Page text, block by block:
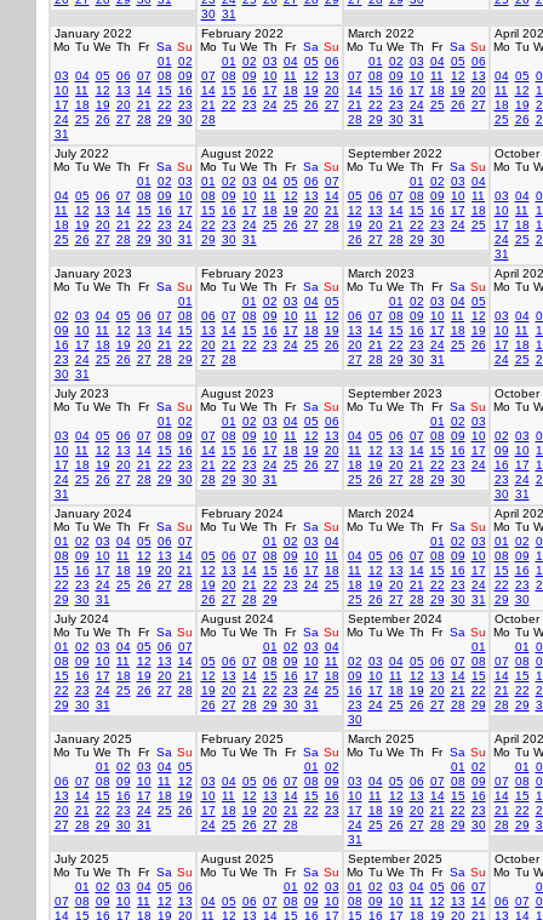
30 31
January 2022
Mo Tu We Th Fr Sa Su
01
02
03 04 05 06 07 08 09
10 11 12 13 14 15 16
17
18 19 20 21 22 23
24 25 26 27 28 29 30
31
February 2022
Mo Tu We Th Fr Sa Su
01
02 03 04 05 06
07 08 09 10 11 12
13
14 15 16 17 18 19 20
21
22 23 24 25 26 27
28
March 2022
Mo Tu We Th Fr Sa Su
01
02 03 04 05 06
07 08 09 10 11 12
13
14 15 16 17 18 19 20
21
22 23 24 25 26 27
28 29 30 31
April
Mo Tu
04 05
11
12
18
19
25 26
July 2022
Mo Tu We Th Fr Sa Su
01
02 03
04 05 06 07 08 09
10
11
12 13 14 15 16
17
18
19 20 21 22 23 24
25 26 27 28 29 30 31
August 2022
Mo Tu We Th Fr Sa Su
01
02 03 04 05 06 07
08 09 10 11 12 13
14
15 16 17 18 19 20 21
22 23 24 25 26 27 28
29 30 31
September 2022
Mo Tu We Th Fr Sa Su
01
02 03 04
05 06 07 08 09 10 11
12
13 14 15 16 17
18
19 20 21 22 23 24 25
26 27 28 29 30
October
Mo Tu
03 04
10 11
17
18
24 25
31
January 2023
Mo Tu We Th Fr Sa Su
01
02 03 04 05 06 07 08
09
10 11 12 13 14 15
16
17 18 19 20 21
22
23 24 25 26 27 28 29
30 31
February 2023
Mo Tu We Th Fr Sa Su
01
02 03 04 05
06 07 08 09 10 11
12
13
14 15 16 17 18
19
20 21 22 23 24 25 26
27 28
March 2023
Mo Tu We Th Fr Sa Su
01
02 03 04 05
06 07 08 09 10 11
12
13
14 15 16 17 18
19
20 21 22 23 24 25 26
27 28 29 30 31
April
Mo Tu
03 04
10 11
17
18
24 25
July 2023
Mo Tu We Th Fr Sa Su
01
02
03 04 05 06 07 08 09
10 11 12 13 14 15 16
17
18 19 20 21 22 23
24 25 26 27 28 29 30
31
August 2023
Mo Tu We Th Fr Sa Su
01
02 03 04 05 06
07 08 09 10 11 12
13
14 15 16 17 18 19 20
21
22 23 24 25 26 27
28 29 30 31
September 2023
Mo Tu We Th Fr Sa Su
01
02 03
04 05 06 07 08 09
10
11
12 13 14 15 16
17
18
19 20 21 22 23 24
25 26 27 28 29 30
October
Mo Tu
02 03
09
10
16
17
23 24
30 31
January 2024
Mo Tu We Th Fr Sa Su
01
02 03 04 05 06 07
08 09 10 11 12 13
14
15 16 17 18 19 20 21
22 23 24 25 26 27 28
29 30 31
February 2024
Mo Tu We Th Fr Sa Su
01
02 03 04
05 06 07 08 09 10 11
12
13 14 15 16 17
18
19 20 21 22 23 24 25
26 27 28 29
March 2024
Mo Tu We Th Fr Sa Su
01
02 03
04 05 06 07 08 09
10
11
12 13 14 15 16
17
18
19 20 21 22 23 24
25 26 27 28 29 30 31
April
Mo Tu
01
02
08 09
15 16
22 23
29 30
July 2024
Mo Tu We Th Fr Sa Su
01
02 03 04 05 06 07
08 09 10 11 12 13
14
15 16 17 18 19 20 21
22 23 24 25 26 27 28
29 30 31
August 2024
Mo Tu We Th Fr Sa Su
01
02 03 04
05 06 07 08 09 10 11
12
13 14 15 16 17
18
19 20 21 22 23 24 25
26 27 28 29 30 31
September 2024
Mo Tu We Th Fr Sa Su
01
02 03 04 05 06 07 08
09
10 11 12 13 14 15
16
17 18 19 20 21
22
23 24 25 26 27 28 29
30
October
Mo Tu
01
07 08
14 15
21
22
28 29
January 2025
Mo Tu We Th Fr Sa Su
01
02 03 04 05
06 07 08 09 10 11
12
13
14 15 16 17 18
19
20 21 22 23 24 25 26
27 28 29 30 31
February 2025
Mo Tu We Th Fr Sa Su
01
02
03 04 05 06 07 08 09
10 11 12 13 14 15 16
17
18 19 20 21 22 23
24 25 26 27 28
March 2025
Mo Tu We Th Fr Sa Su
01
02
03 04 05 06 07 08 09
10 11 12 13 14 15 16
17
18 19 20 21 22 23
24 25 26 27 28 29 30
31
April
Mo Tu
01
07 08
14 15
21
22
28 29
July 2025
Mo Tu We Th Fr Sa Su
01
02 03 04 05 06
07 08 09 10 11 12
13
14 15 16 17 18 19 20
August 2025
Mo Tu We Th Fr Sa Su
01
02 03
04 05 06 07 08 09
10
11
12 13 14 15 16 17
September 2025
Mo Tu We Th Fr Sa Su
01
02 03 04 05 06 07
08 09 10 11 12 13
14
15 16 17 18 19 20 21
October
Mo Tu
06 07
13
14